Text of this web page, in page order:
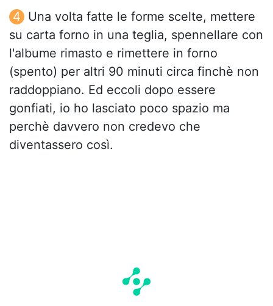
Una volta fatte le forme scelte, mettere
su carta forno in una teglia, spennellare con
l'albume rimasto e rimettere in forno
(spento) per altri 90 minuti circa finchè non
raddoppiano. Ed eccoli dopo essere
gonfiati, io ho lasciato poco spazio ma
perchè davvero non credevo che
diventassero così.